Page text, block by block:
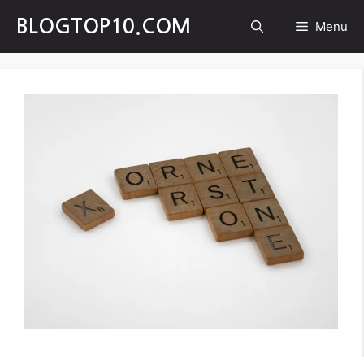
content
BLOGTOP10.COM Menu